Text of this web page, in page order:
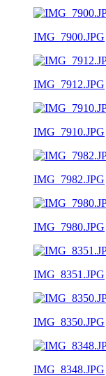
IMG_7900.JPG
IMG_7912.JPG
IMG_7910.JPG
IMG_7982.JPG
IMG_7980.JPG
IMG_8351.JPG
IMG_8350.JPG
IMG_8348.JPG